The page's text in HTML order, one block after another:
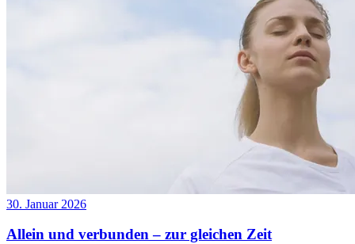
30. Januar 2026
Allein und verbunden – zur gleichen Zeit